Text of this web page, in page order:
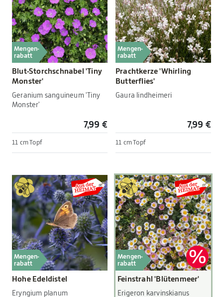
Mengen-
rabatt
Blut-Storchschnabel 'Tiny
Monster'
Geranium sanguineum 'Tiny
Monster'
7,99 €
11 cm Topf
Mengen-
rabatt
Prachtkerze 'Whirling
Butterflies'
Gaura lindheimeri
7,99 €
11 cm Topf
Mengen-
rabatt
Hohe Edeldistel
Eryngium planum
Mengen-
rabatt
Feinstrahl 'Blütenmeer'
Erigeron karvinskianus